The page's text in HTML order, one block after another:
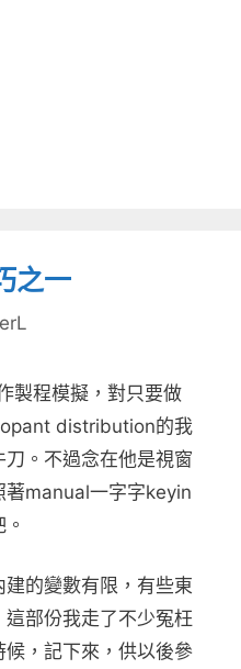
之一
製程模擬，對只要做
distribution的我
。不過念在他是視窗
著manual一字字keyin
的變數有限，有些東
部份我走了不少冤枉
，記下來，供以後參